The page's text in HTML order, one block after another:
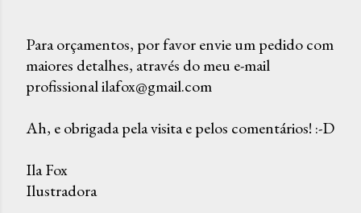
P
o
t
r
u
Para orçamentos, por favor envie um pedido com
maiores detalhes, através do meu e-mail
profissional ilafox@gmail.com
Ah, e obrigada pela visita e pelos comentários! :-D
Ila Fox
Ilustradora